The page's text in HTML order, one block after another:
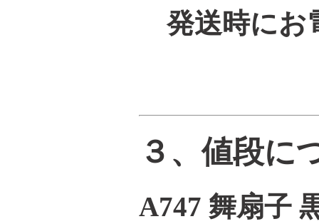
発送時にお
３、値段に
A747 舞扇子